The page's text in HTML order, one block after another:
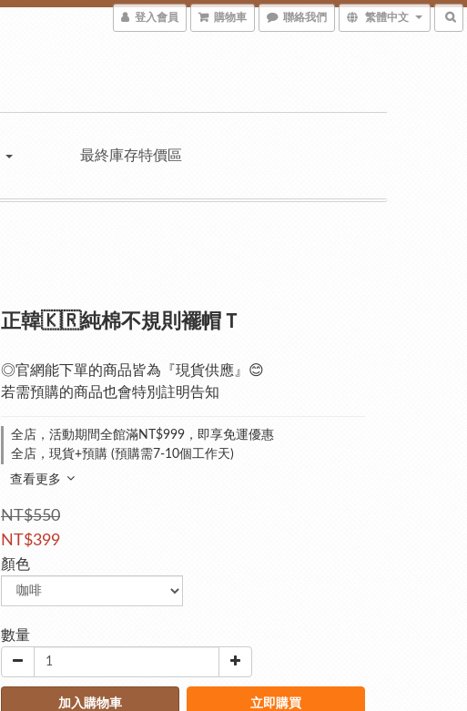
登入會員 購物車 聯絡我們 繁體中文
最終庫存特價區
正韓🇰🇷純棉不規則襬帽Ｔ
◎官網能下單的商品皆為『現貨供應』😊
若需預購的商品也會特別註明告知
全店，活動期間全館滿NT$999，即享免運優惠
全店，現貨+預購 (預購需7-10個工作天)
查看更多
NT$550
NT$399
顏色
數量
加入購物車 立即購買